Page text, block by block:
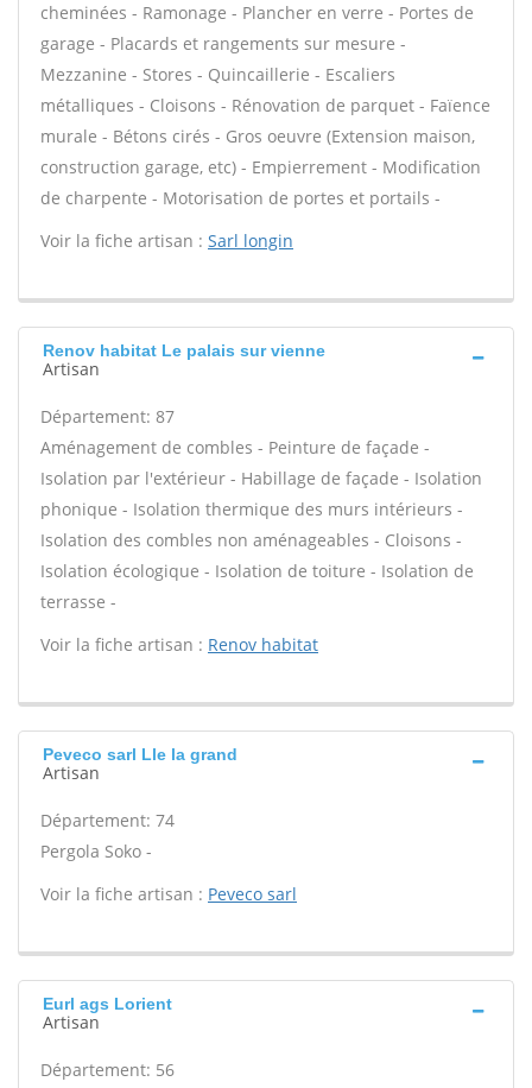
cheminées - Ramonage - Plancher en verre - Portes de
garage - Placards et rangements sur mesure -
Mezzanine - Stores - Quincaillerie - Escaliers
métalliques - Cloisons - Rénovation de parquet - Faïence
murale - Bétons cirés - Gros oeuvre (Extension maison,
construction garage, etc) - Empierrement - Modification
de charpente - Motorisation de portes et portails -
Voir la fiche artisan : Sarl longin
Renov habitat Le palais sur vienne
Artisan
Département: 87
Aménagement de combles - Peinture de façade -
Isolation par l'extérieur - Habillage de façade - Isolation
phonique - Isolation thermique des murs intérieurs -
Isolation des combles non aménageables - Cloisons -
Isolation écologique - Isolation de toiture - Isolation de
terrasse -
Voir la fiche artisan : Renov habitat
Peveco sarl Lle la grand
Artisan
Département: 74
Pergola Soko -
Voir la fiche artisan : Peveco sarl
Eurl ags Lorient
Artisan
Département: 56